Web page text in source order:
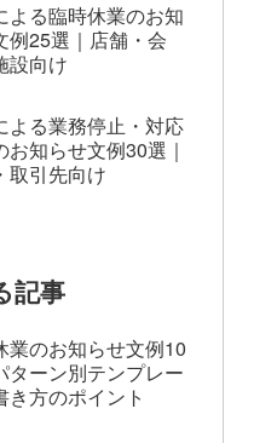
よる臨時休業のお知
例25選｜店舗・会
設向け
よる業務停止・対応
お知らせ文例30選｜
取引先向け
記事
業のお知らせ文例10
ターン別テンプレー
き方のポイント